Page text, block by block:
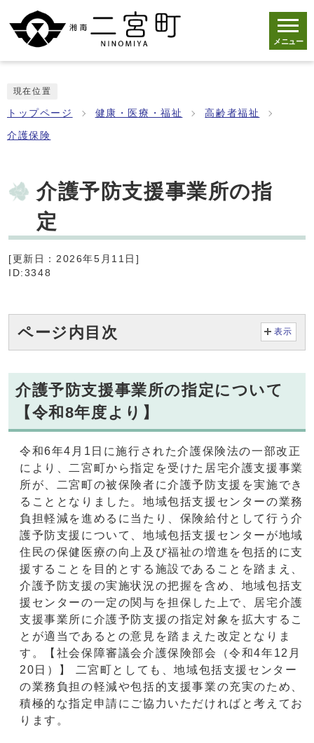
メニュー
現在位置
トップページ 健康・医療・福祉 高齢者福祉
介護保険
介護予防支援事業所の指
定
[更新日：2026年5月11日]
ID:3348
ページ内目次 表示
介護予防支援事業所の指定について
【令和8年度より】
令和6年4月1日に施行された介護保険法の一部改正
により、二宮町から指定を受けた居宅介護支援事業
所が、二宮町の被保険者に介護予防支援を実施でき
ることとなりました。地域包括支援センターの業務
負担軽減を進めるに当たり、保険給付として行う介
護予防支援について、地域包括支援センターが地域
住民の保健医療の向上及び福祉の増進を包括的に支
援することを目的とする施設であることを踏まえ、
介護予防支援の実施状況の把握を含め、地域包括支
援センターの一定の関与を担保した上で、居宅介護
支援事業所に介護予防支援の指定対象を拡大するこ
とが適当であるとの意見を踏まえた改定となりま
す。【社会保障審議会介護保険部会（令和4年12月
20日）】 二宮町としても、地域包括支援センター
の業務負担の軽減や包括的支援事業の充実のため、
積極的な指定申請にご協力いただければと考えてお
ります。